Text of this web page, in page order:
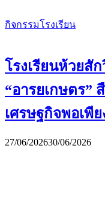
กิจกรรมโรงเรียน
โรงเรียนห้วยสั
“อารยเกษตร”
เศรษฐกิจพอเพีย
27/06/202630/06/2026